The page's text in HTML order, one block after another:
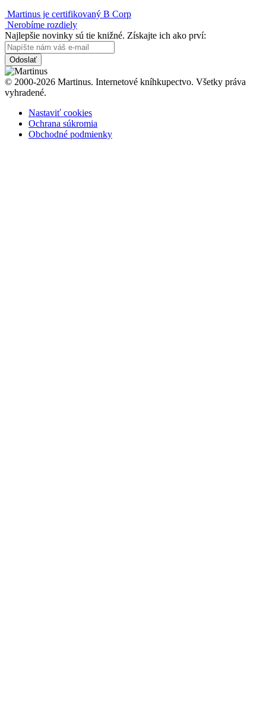
Martinus je certifikovaný B Corp
Nerobíme rozdiely
Najlepšie novinky sú tie knižné. Získajte ich ako prví:
Odoslať
© 2000-2026 Martinus. Internetové kníhkupectvo. Všetky práva
vyhradené.
Nastaviť cookies
Ochrana súkromia
Obchodné podmienky